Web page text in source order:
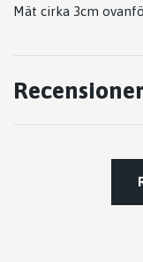
Mät cirka 3cm
Recensioner